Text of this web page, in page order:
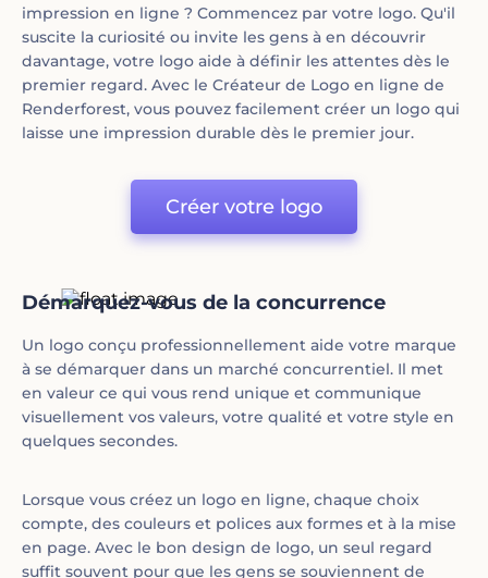
impression en ligne ? Commencez par votre logo. Qu'il
suscite la curiosité ou invite les gens à en découvrir
davantage, votre logo aide à définir les attentes dès le
premier regard. Avec le Créateur de Logo en ligne de
Renderforest, vous pouvez facilement créer un logo qui
laisse une impression durable dès le premier jour.
Créer votre logo
Démarquez-vous de la concurrence
Un logo conçu professionnellement aide votre marque
à se démarquer dans un marché concurrentiel. Il met
en valeur ce qui vous rend unique et communique
visuellement vos valeurs, votre qualité et votre style en
quelques secondes.
Lorsque vous créez un logo en ligne, chaque choix
compte, des couleurs et polices aux formes et à la mise
en page. Avec le bon design de logo, un seul regard
suffit souvent pour que les gens se souviennent de